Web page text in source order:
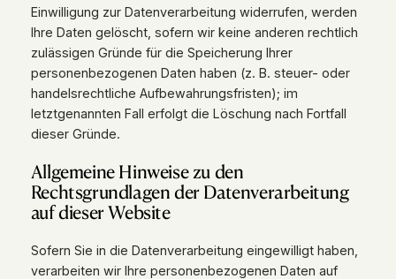
Einwilligung zur Datenverarbeitung widerrufen, werden
Ihre Daten gelöscht, sofern wir keine anderen rechtlich
zulässigen Gründe für die Speicherung Ihrer
personenbezogenen Daten haben (z. B. steuer- oder
handelsrechtliche Aufbewahrungsfristen); im
letztgenannten Fall erfolgt die Löschung nach Fortfall
dieser Gründe.
Allgemeine Hinweise zu den
Rechtsgrundlagen der Datenverarbeitung
auf dieser Website
Sofern Sie in die Datenverarbeitung eingewilligt haben,
verarbeiten wir Ihre personenbezogenen Daten auf